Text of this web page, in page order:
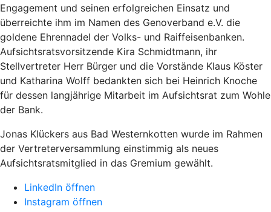
Engagement und seinen erfolgreichen Einsatz und
überreichte ihm im Namen des Genoverband e.V. die
goldene Ehrennadel der Volks- und Raiffeisenbanken.
Aufsichtsratsvorsitzende Kira Schmidtmann, ihr
Stellvertreter Herr Bürger und die Vorstände Klaus Köster
und Katharina Wolff bedankten sich bei Heinrich Knoche
für dessen langjährige Mitarbeit im Aufsichtsrat zum Wohle
der Bank.
Jonas Klückers aus Bad Westernkotten wurde im Rahmen
der Vertreterversammlung einstimmig als neues
Aufsichtsratsmitglied in das Gremium gewählt.
LinkedIn öffnen
Instagram öffnen